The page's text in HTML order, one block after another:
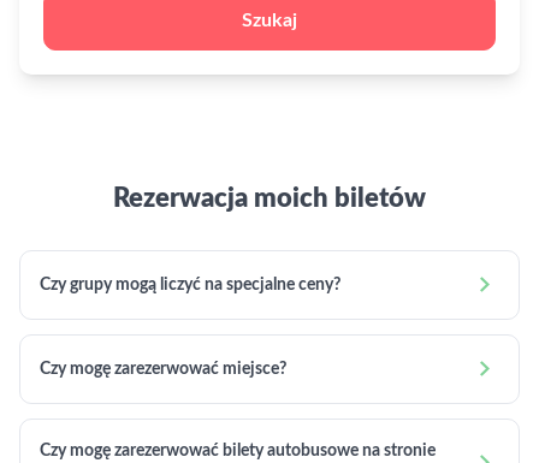
Szukaj
Rezerwacja moich biletów
Czy grupy mogą liczyć na specjalne ceny? 
Czy mogę zarezerwować miejsce? 
Czy mogę zarezerwować bilety autobusowe na stronie